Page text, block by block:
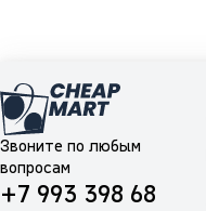
Звоните по любым
вопросам
+7 993 398 68